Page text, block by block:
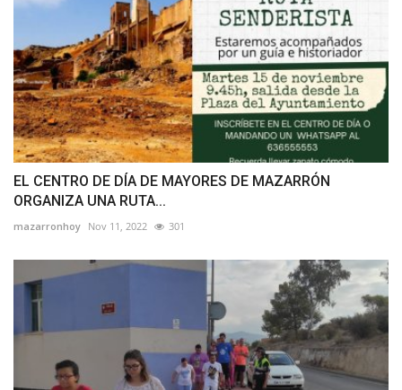
EL CENTRO DE DÍA DE MAYORES DE MAZARRÓN
ORGANIZA UNA RUTA...
mazarronhoy Nov 11, 2022 301